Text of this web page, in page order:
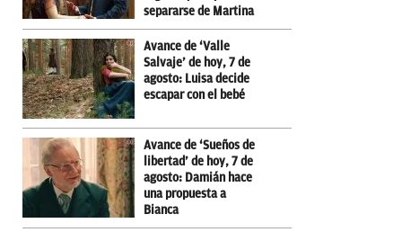
separarse de Martina
Avance de ‘Valle
Salvaje’ de hoy, 7 de
agosto: Luisa decide
escapar con el bebé
Avance de ‘Sueños de
libertad’ de hoy, 7 de
agosto: Damián hace
una propuesta a
Bianca